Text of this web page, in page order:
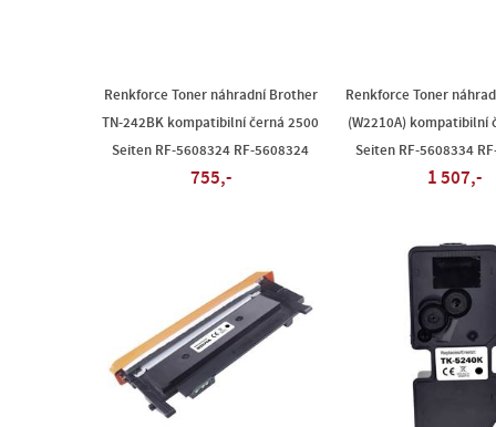
Renkforce Toner náhradní Brother
TN-242BK kompatibilní černá 2500
Seiten RF-5608324 RF-5608324
755,-
Renkforce Toner
(W2210A) kompatibilní
Seiten RF-5608334
1 507,-